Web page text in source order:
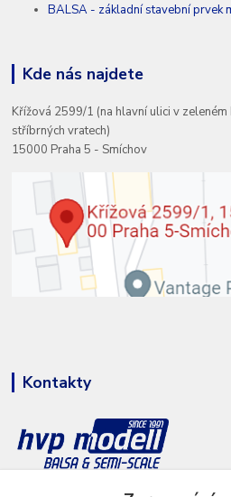
BALSA - základní stavební prvek
Kde nás najdete
Křížová 2599/1 (na hlavní ulici v
stříbrných vratech)
15000 Praha 5 - Smíchov
Kontakty